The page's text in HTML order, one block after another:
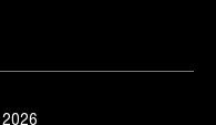
välilehteen
uuteen välilehteen
avautuu uuteen välilehteen
Linkki avautuu uuteen